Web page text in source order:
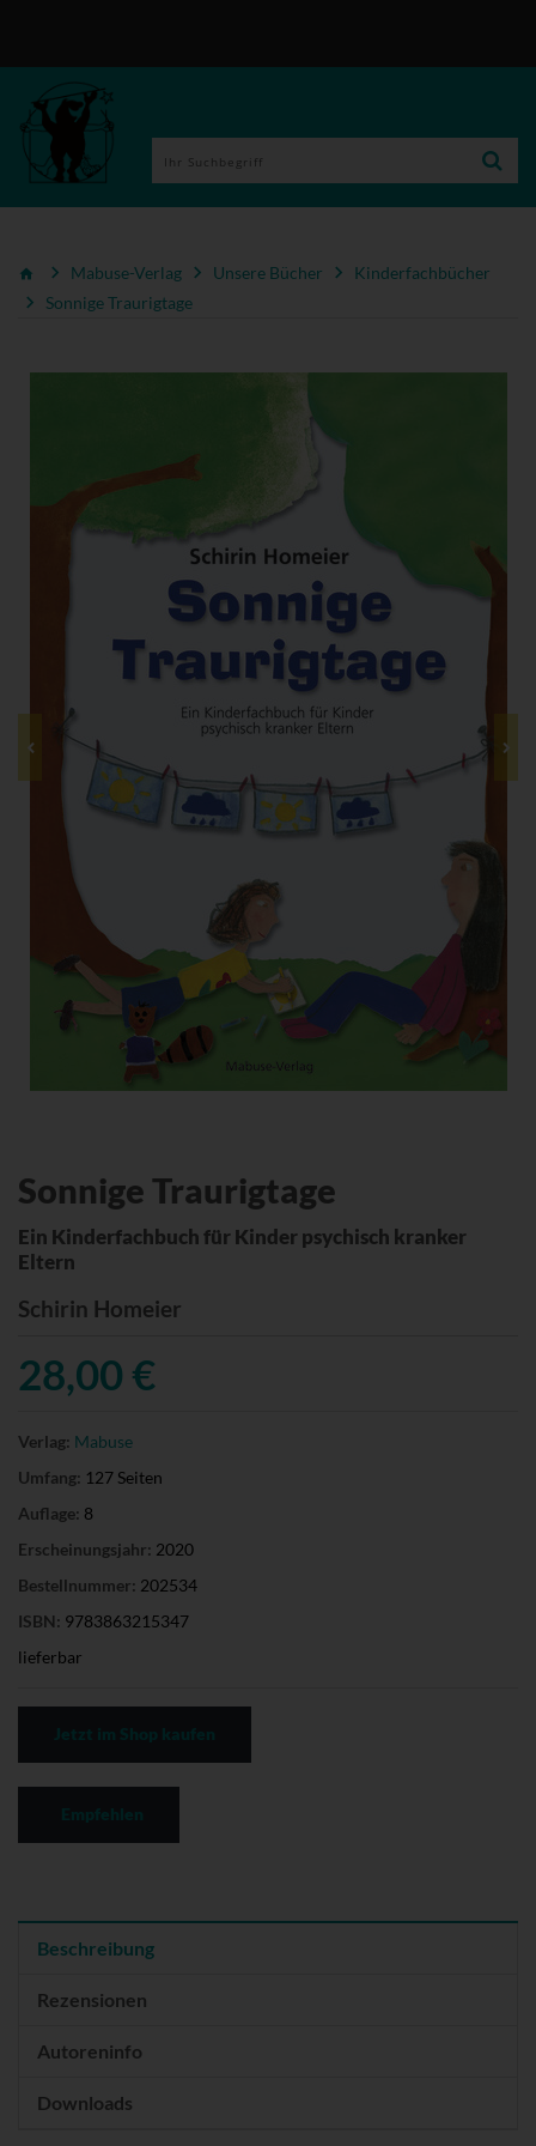
Mabuse-Verlag Unsere Bücher
Kinderfachbücher
Sonnige Traurigtage
Sonnige Traurigtage
Ein Kinderfachbuch für Kinder psychisch kranker
Eltern
Schirin Homeier
28,00 €
Verlag: Mabuse
Umfang: 127 Seiten
Auflage: 8
Erscheinungsjahr: 2020
Bestellnummer: 202534
ISBN: 9783863215347
lieferbar
Beschreibung
Rezensionen
Autoreninfo
Downloads